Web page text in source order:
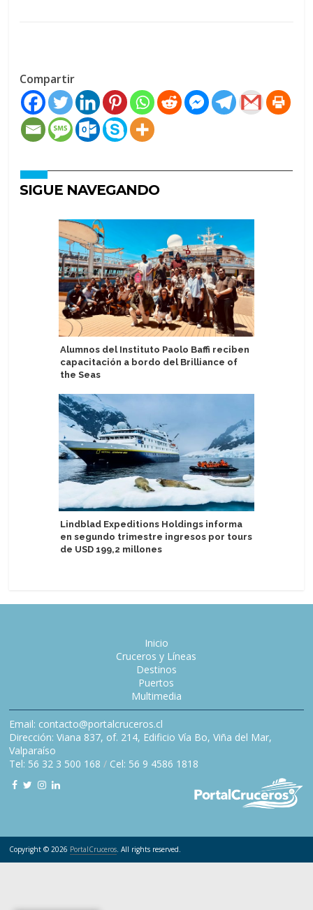
Compartir
SIGUE NAVEGANDO
Alumnos del Instituto Paolo Baffi reciben
capacitación a bordo del Brilliance of
the Seas
Lindblad Expeditions Holdings informa
en segundo trimestre ingresos por tours
de USD 199,2 millones
Inicio
Cruceros y Líneas
Destinos
Puertos
Multimedia
Email: contacto@portalcruceros.cl
Dirección: Viana 837, of. 214, Edificio Vía Bo, Viña del Mar,
Valparaíso
Tel: 56 32 3 500 168 / Cel: 56 9 4586 1818
Copyright © 2026 PortalCruceros. All rights reserved.